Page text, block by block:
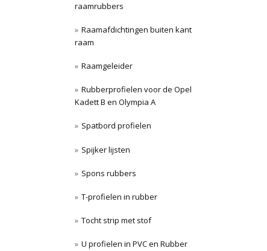
raamrubbers
Raamafdichtingen buiten kant
raam
Raamgeleider
Rubberprofielen voor de Opel
Kadett B en Olympia A
Spatbord profielen
Spijker lijsten
Spons rubbers
T-profielen in rubber
Tocht strip met stof
U profielen in PVC en Rubber